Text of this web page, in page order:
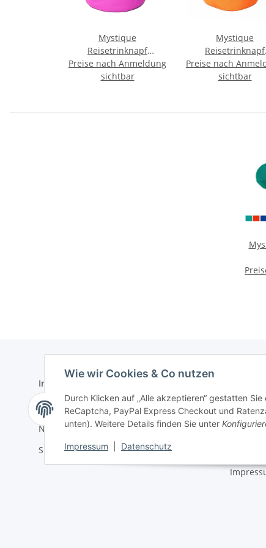
Wie wir Cookies & Co nutzen
Durch Klicken auf „Alle akzeptieren“ gestatten
ReCaptcha, PayPal Express Checkout und
unten). Weitere Details finden Sie unter
Impressum Datenschutz
Mystique
Reisetrinknapf
Reisenapf mit
Karabiner faltbar
Preise nach Anmeldung
sichtbar
Mystique
Reisetrinknapf
Reisenapf mit
Karabiner faltbar
Preise nach
sichtbar
Informationen
Zahlungsmöglichkeiten
Newsletter
Sitemap
AGB